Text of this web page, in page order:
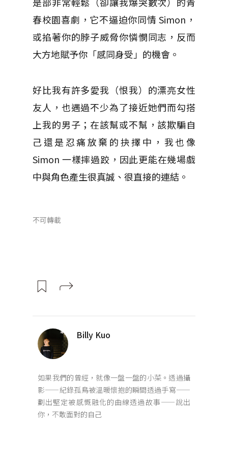
春校園喜劇，它不逼迫你同情 Simon，
或掐著你的脖子威脅你憐憫同志，反而
大方地賦予你「感同身受」的機會。
好比我有許多愛我（恨我）的漂亮女性
友人，也遇過不少為了接近她們而勾搭
上我的男子；在該幫或不幫，該欺騙自
己還是忍痛放棄的抉擇中，我也像
Simon 一樣摔過跤，因此更能在幾場戲
中與角色產生很真誠、很直接的連結。
不可轉載
Billy Kuo
如果我們的曾經，就像一盤一盤的小菜。透過攝
影——紀錄孤鳥被溫暖懷抱的瞬間透過手寫——
劃出堅定被感慨融化的曲線透過故事——說出
你，不敢面對的自己